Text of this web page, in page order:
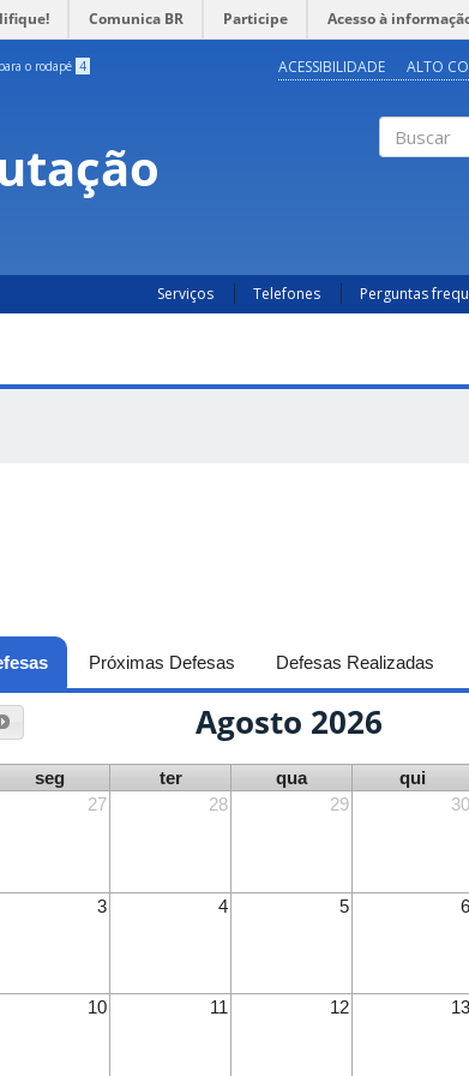
Comunica BR Participe Acesso à
o rodapé 4 ACESSIBILIDADE ALTO
Serviços Telefones Perguntas
(aba ativa)
Próximas Defesas Defesas Realizadas
Agosto 2026
seg ter qua qui
27 28 29 30
3 4 5 6
10 11 12 13